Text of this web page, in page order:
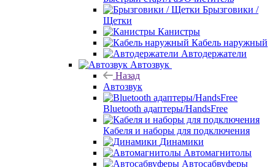
Брызговики /
Щетки
Канистры
Кабель наружный
Автодержатели
Автозвук
Назад
Автозвук
Bluetooth адаптеры/HandsFree
Кабеля и наборы для подключения
Динамики
Автомагнитолы
Автосабвуферы